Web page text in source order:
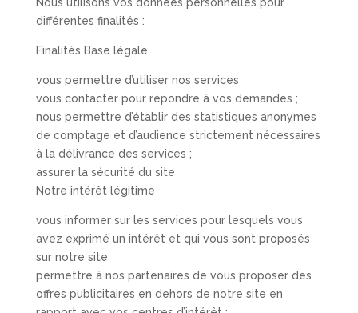
différentes finalités :
Finalités Base légale
vous permettre d’utiliser nos services
vous contacter pour répondre à vos demandes ;
nous permettre d’établir des statistiques anonymes
de comptage et d’audience strictement nécessaires
à la délivrance des services ;
assurer la sécurité du site
Notre intérêt légitime
vous informer sur les services pour lesquels vous
avez exprimé un intérêt et qui vous sont proposés
sur notre site
permettre à nos partenaires de vous proposer des
offres publicitaires en dehors de notre site en